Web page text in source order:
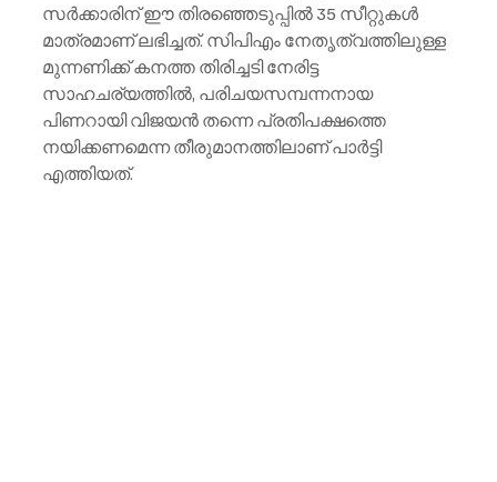
സർക്കാരിന് ഈ തിരഞ്ഞെടുപ്പിൽ 35 സീറ്റുകൾ
മാത്രമാണ് ലഭിച്ചത്. സിപിഎം നേതൃത്വത്തിലുള്ള
മുന്നണിക്ക് കനത്ത തിരിച്ചടി നേരിട്ട
സാഹചര്യത്തിൽ, പരിചയസമ്പന്നനായ
പിണറായി വിജയൻ തന്നെ പ്രതിപക്ഷത്തെ
നയിക്കണമെന്ന തീരുമാനത്തിലാണ് പാർട്ടി
എത്തിയത്.